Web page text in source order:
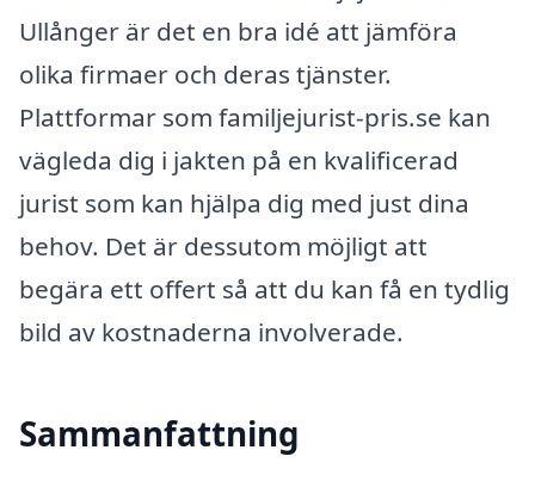
Ullånger är det en bra idé att jämföra
olika firmaer och deras tjänster.
Plattformar som familjejurist-pris.se kan
vägleda dig i jakten på en kvalificerad
jurist som kan hjälpa dig med just dina
behov. Det är dessutom möjligt att
begära ett offert så att du kan få en tydlig
bild av kostnaderna involverade.
Sammanfattning